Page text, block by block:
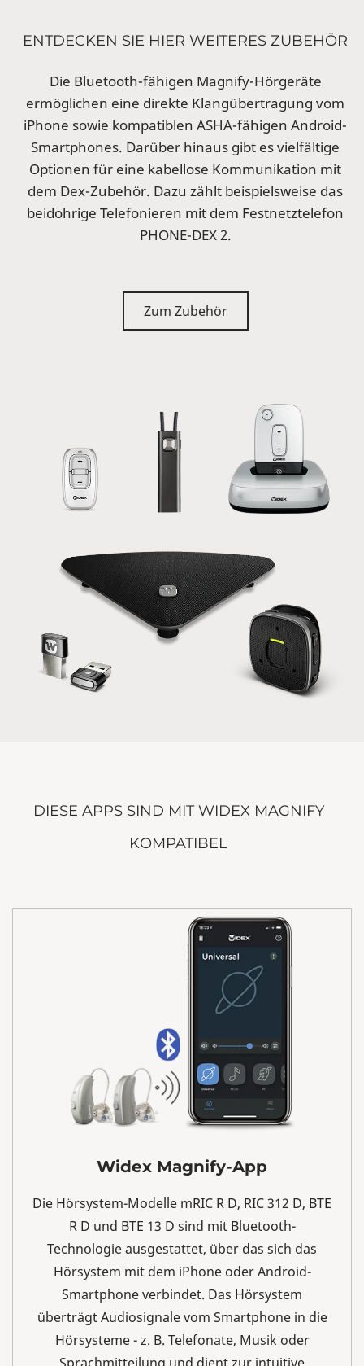
ENTDECKEN SIE HIER WEITERES ZUBEHÖR
Die Bluetooth-fähigen Magnify-Hörgeräte
ermöglichen eine direkte Klangübertragung vom
iPhone sowie kompatiblen ASHA-fähigen Android-
Smartphones. Darüber hinaus gibt es vielfältige
Optionen für eine kabellose Kommunikation mit
dem Dex-Zubehör. Dazu zählt beispielsweise das
beidohrige Telefonieren mit dem Festnetztelefon
PHONE-DEX 2.
Zum Zubehör
DIESE APPS SIND MIT WIDEX MAGNIFY
KOMPATIBEL
Widex Magnify-App
Die Hörsystem-Modelle mRIC R D, RIC 312 D, BTE
R D und BTE 13 D sind mit Bluetooth-
Technologie ausgestattet, über das sich das
Hörsystem mit dem iPhone oder Android-
Smartphone verbindet. Das Hörsystem
überträgt Audiosignale vom Smartphone in die
Hörsysteme - z. B. Telefonate, Musik oder